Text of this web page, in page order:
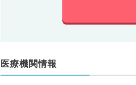
医療機関情報